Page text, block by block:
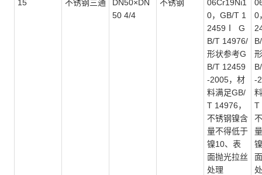
15 不锈钢三通
DN50×DN
50 4/4
不锈钢
06Cr19Ni1
0，GB/T 1
2459Ⅰ G
B/T 14976/
形状参考G
B/T 12459
-2005，材
料满足GB/
T 14976，
不锈钢镍含
量不得低于
镍10、表
面抛光拉丝
处理
0
-
T